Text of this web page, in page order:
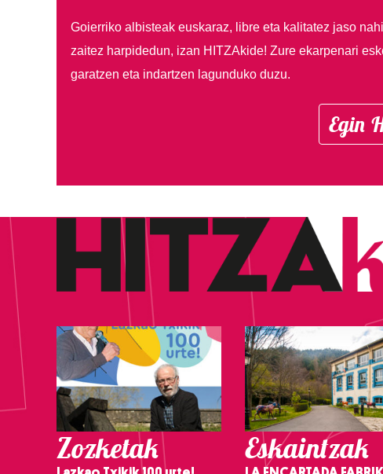
Goierriko albisteak euskaraz, libre eta kalitatez jaso
zaitez harpidedun, izan HITZAkide! Zure ekarpenari
garatzen eta indartzen lagunduko duzu.
Egin
Zozketak Eskaintzak